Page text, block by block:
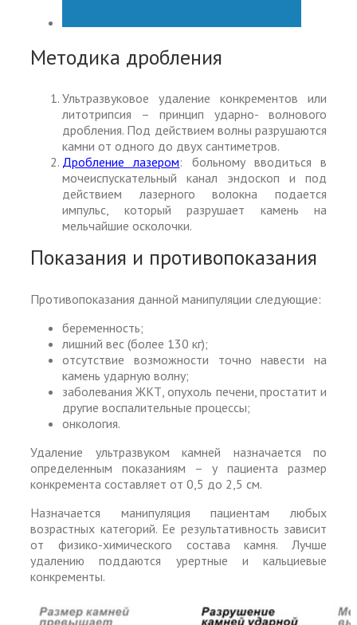
Методика дробления
Ультразвуковое удаление конкрементов или
литотрипсия – принцип ударно- волнового
дробления. Под действием волны разрушаются
камни от одного до двух сантиметров.
Дробление лазером: больному вводиться в
мочеиспускательный канал эндоскоп и под
действием лазерного волокна подается
импульс, который разрушает камень на
мельчайшие осколочки.
Показания и противопоказания
Противопоказания данной манипуляции следующие:
беременность;
лишний вес (более 130 кг);
отсутствие возможности точно навести на
камень ударную волну;
заболевания ЖКТ, опухоль печени, простатит и
другие воспалительные процессы;
онкология.
Удаление ультразвуком камней назначается по
определенным показаниям – у пациента размер
конкремента составляет от 0,5 до 2,5 см.
Назначается манипуляция пациентам любых
возрастных категорий. Ее результативность зависит
от физико-химического состава камня. Лучше
удалению поддаются урертные и кальциевые
конкременты.